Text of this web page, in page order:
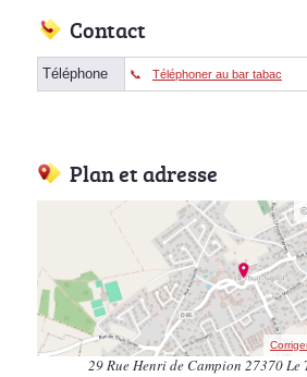
Contact
Téléphone Téléphoner au bar tabac
Plan et adresse
29 Rue Henri de Campion 27370